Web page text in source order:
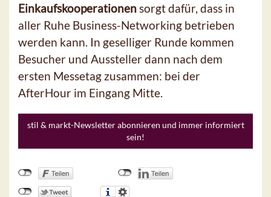
Einkaufskooperationensorgt dafür, dass in
aller Ruhe Business-Networking betrieben
werden kann. In geselliger Runde kommen
Besucher und Aussteller dann nach dem
ersten Messetag zusammen: bei der
AfterHour im Eingang Mitte.
stil & markt-Newsletter abonnieren und immer informiert
sein!